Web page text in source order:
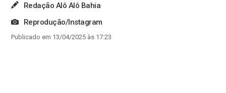
Redação Alô Alô Bahia
Reprodução/Instagram
Publicado em 13/04/2025 às 17:23